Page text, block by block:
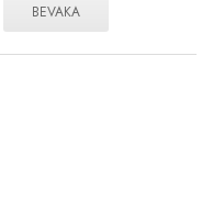
BEVAKA